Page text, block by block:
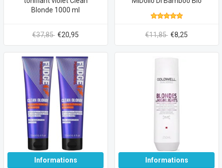
Blonde 1000 ml
€37,85 €20,95 €11,85 €8,25
Informations
Informations